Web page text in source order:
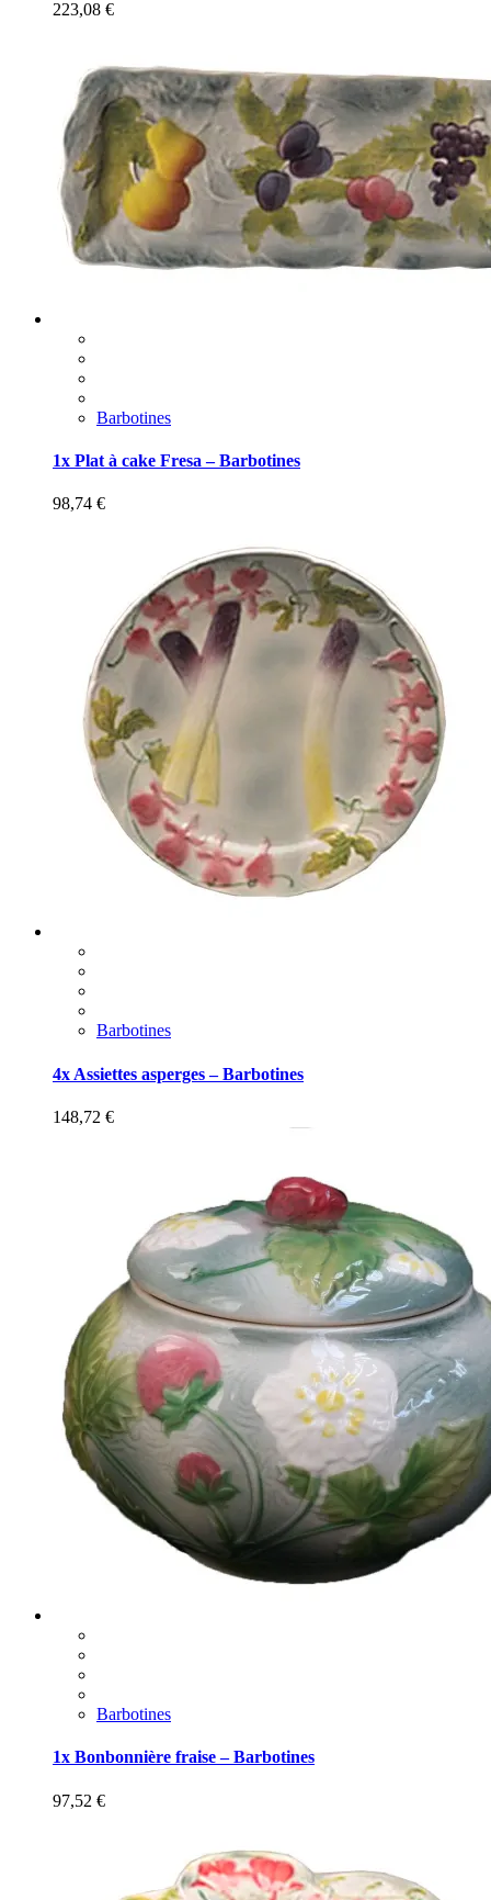
223,08 €
Barbotines
1x Plat à cake Fresa – Barbotines
98,74 €
Barbotines
4x Assiettes asperges – Barbotines
148,72 €
Barbotines
1x Bonbonnière fraise – Barbotines
97,52 €